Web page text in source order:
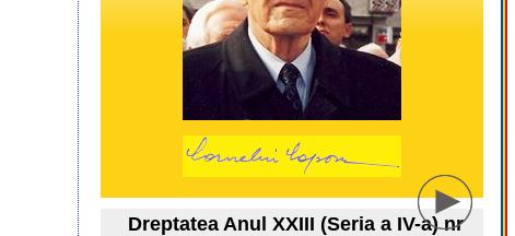
Dreptatea Anul XXIII (Seria a IV-a) nr